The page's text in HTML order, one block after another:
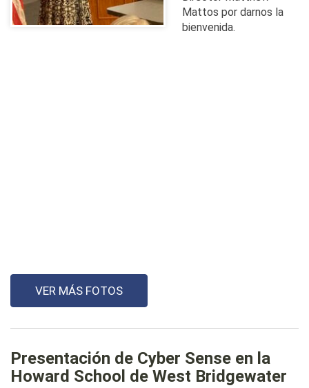
Mattos por darnos la
bienvenida.
VER MÁS FOTOS
Presentación de Cyber Sense en la
Howard School de West Bridgewater